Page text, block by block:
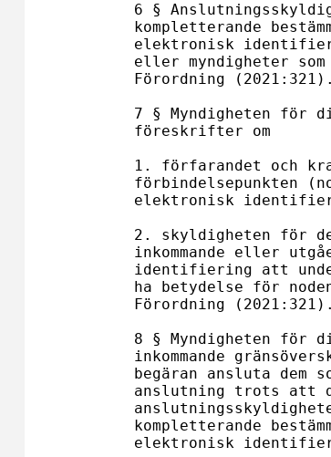
6 §
kompletterande
elektronisk
eller myndigheter
Förordning (2021:321).
7 § Myndigheten för
föreskrifter om
1. förfarandet och
förbindelsepunkten
elektronisk
2. skyldigheten för
inkommande eller
identifiering att
ha betydelse för
Förordning (2021:321).
8 § Myndigheten
inkommande
begäran ansluta dem
anslutning trots att
kompletterande
elektronisk